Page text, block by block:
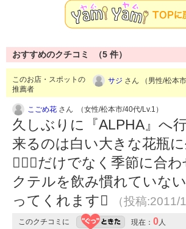
おすすめのクチコミ （5 件）
このお店・スポットの
推薦者
サジ さん （男性/松本
こごめ花 さん （女性/松本市/40代/Lv.1）
久しぶりに『ALPHA』へ
来るのは白い大きな花瓶
）だけでなく季節に合
クテルを飲み慣れていな
ってくれます
（投稿
このクチコミに 現在： 0人